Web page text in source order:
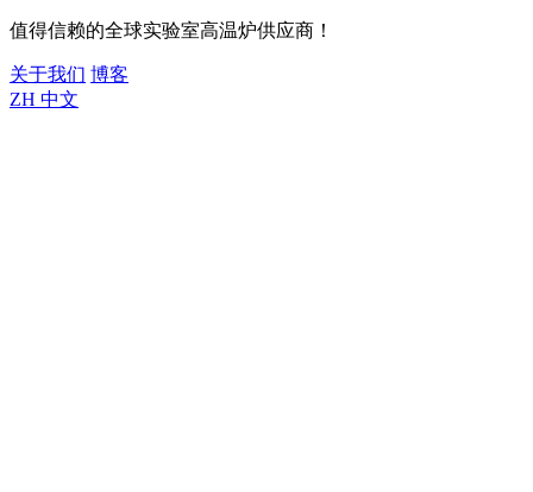
值得信赖的全球实验室高温炉供应商！
关于我们 博客
ZH 中文